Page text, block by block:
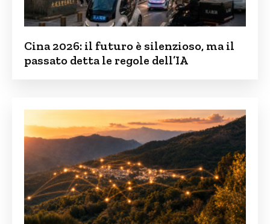
Cina 2026: il futuro è silenzioso, ma il
passato detta le regole dell’IA